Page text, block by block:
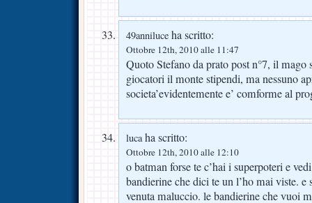
49anniluce ha scritto:
Ottobre 12th, 2010 alle 11:47
Quoto Stefano da prato post n°7, il mago
giocatori il monte stipendi, ma nessuno
societa’evidentemente e’ comforme al
lucaha scritto:
Ottobre 12th, 2010 alle 12:10
o batman forse te c’hai i superpoteri e
bandierine che dici te un l’ho mai viste. e
venuta maluccio. le bandierine che vuoi